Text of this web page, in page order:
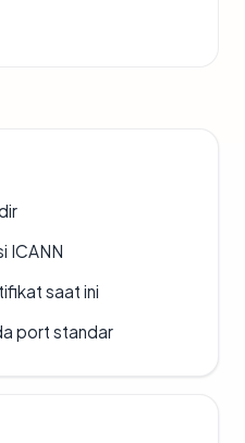
ICANN
saat ini
port standar